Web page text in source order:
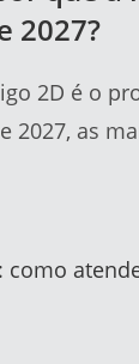
2027?
2D é o
2027, as